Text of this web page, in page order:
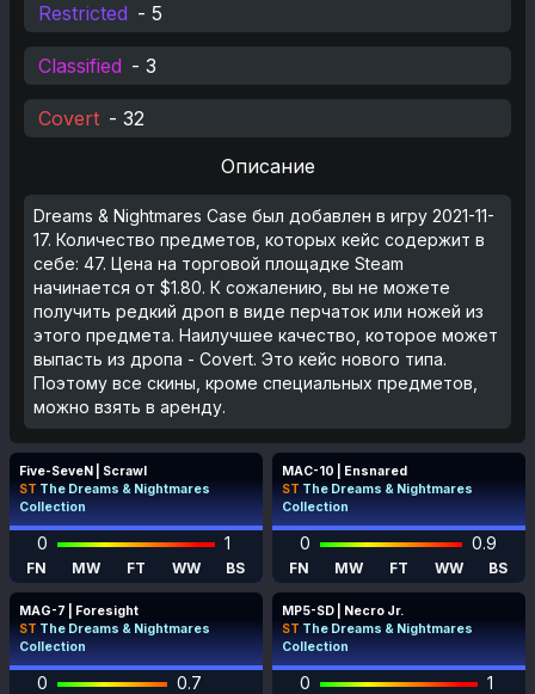
Restricted - 5
Classified - 3
Covert - 32
Описание
Dreams & Nightmares Case был добавлен в игру 2021-11-
17. Количество предметов, которых кейс содержит в
себе: 47. Цена на торговой площадке Steam
начинается от $1.80. К сожалению, вы не можете
получить редкий дроп в виде перчаток или ножей из
этого предмета. Наилучшее качество, которое может
выпасть из дропа - Covert. Это кейс нового типа.
Поэтому все скины, кроме специальных предметов,
можно взять в аренду.
Five-SeveN | Scrawl
ST The Dreams & Nightmares
Collection
0 1
FN MW FT WW BS
MAC-10 | Ensnared
ST The Dreams & Nightmares
Collection
0 0.9
FN MW FT WW BS
MAG-7 | Foresight
ST The Dreams & Nightmares
Collection
0 0.7
MP5-SD | Necro Jr.
ST The Dreams & Nightmares
Collection
0 1